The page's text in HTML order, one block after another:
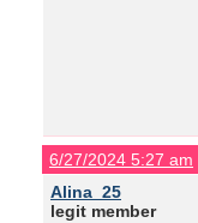
6/27/2024 5:27 am
Alina_25
legit member